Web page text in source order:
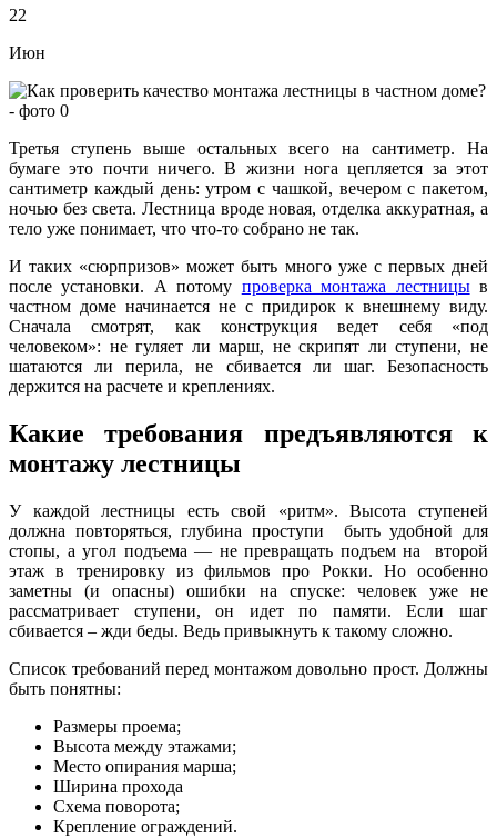
22
Июн
Третья ступень выше остальных всего на сантиметр. На
бумаге это почти ничего. В жизни нога цепляется за этот
сантиметр каждый день: утром с чашкой, вечером с пакетом,
ночью без света. Лестница вроде новая, отделка аккуратная, а
тело уже понимает, что что-то собрано не так.
И таких «сюрпризов» может быть много уже с первых дней
после установки. А потому проверка монтажа лестницыв
частном доме начинается не с придирок к внешнему виду.
Сначала смотрят, как конструкция ведет себя «под
человеком»: не гуляет ли марш, не скрипят ли ступени, не
шатаются ли перила, не сбивается ли шаг. Безопасность
держится на расчете и креплениях.
Какие требования предъявляются к
монтажу лестницы
У каждой лестницы есть свой «ритм». Высота ступеней
должна повторяться, глубина проступи быть удобной для
стопы, а угол подъема — не превращать подъем на второй
этаж в тренировку из фильмов про Рокки. Но особенно
заметны (и опасны) ошибки на спуске: человек уже не
рассматривает ступени, он идет по памяти. Если шаг
сбивается – жди беды. Ведь привыкнуть к такому сложно.
Список требований перед монтажом довольно прост. Должны
быть понятны:
Размеры проема;
Высота между этажами;
Место опирания марша;
Ширина прохода
Схема поворота;
Крепление ограждений.